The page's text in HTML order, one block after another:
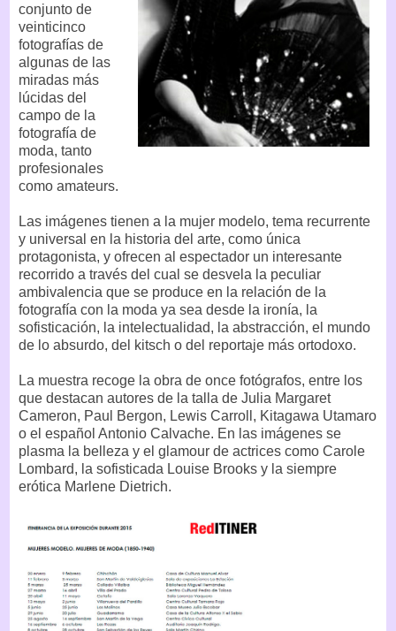
conjunto de
veinticinco
fotografías de
algunas de las
miradas más
lúcidas del
campo de la
fotografía de
moda, tanto
profesionales
como amateurs.
Las imágenes tienen a la mujer modelo, tema recurrente
y universal en la historia del arte, como única
protagonista, y ofrecen al espectador un interesante
recorrido a través del cual se desvela la peculiar
ambivalencia que se produce en la relación de la
fotografía con la moda ya sea desde la ironía, la
sofisticación, la intelectualidad, la abstracción, el mundo
de lo absurdo, del kitsch o del reportaje más ortodoxo.
La muestra recoge la obra de once fotógrafos, entre los
que destacan autores de la talla de Julia Margaret
Cameron, Paul Bergon, Lewis Carroll, Kitagawa Utamaro
o el español Antonio Calvache. En las imágenes se
plasma la belleza y el glamour de actrices como Carole
Lombard, la sofisticada Louise Brooks y la siempre
erótica Marlene Dietrich.